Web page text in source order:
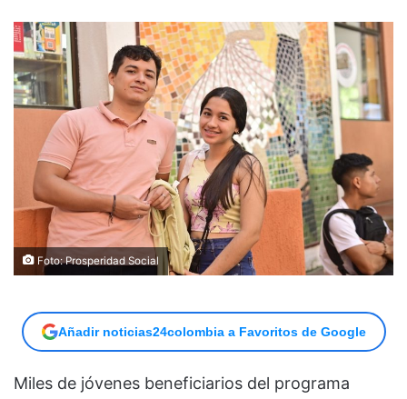
Foto: Prosperidad Social
Añadir noticias24colombia a Favoritos de Google
Miles de jóvenes beneficiarios del programa